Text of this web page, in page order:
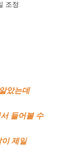
조정
았는데
들어볼 수
이 제일